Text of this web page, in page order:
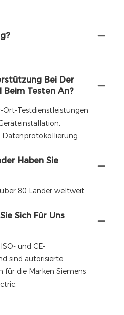
Bei Der
Beim Testen An?
Ort-Testdienstleistungen
Haben Sie
80 Länder weltweit.
Sich Für Uns
und CE-
sind autorisierte
für die Marken Siemens